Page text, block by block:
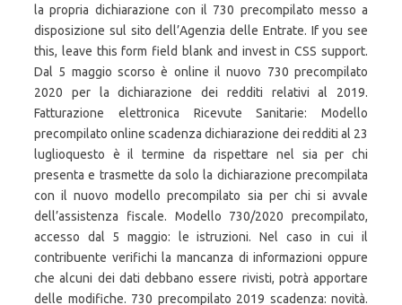
la propria dichiarazione con il 730 precompilato messo a
disposizione sul sito dell’Agenzia delle Entrate. If you see
this, leave this form field blank and invest in CSS support.
Dal 5 maggio scorso è online il nuovo 730 precompilato
2020 per la dichiarazione dei redditi relativi al 2019.
Fatturazione elettronica Ricevute Sanitarie: Modello
precompilato online scadenza dichiarazione dei redditi al 23
luglioquesto è il termine da rispettare nel sia per chi
presenta e trasmette da solo la dichiarazione precompilata
con il nuovo modello precompilato sia per chi si avvale
dell’assistenza fiscale. Modello 730/2020 precompilato,
accesso dal 5 maggio: le istruzioni. Nel caso in cui il
contribuente verifichi la mancanza di informazioni oppure
che alcuni dei dati debbano essere rivisti, potrà apportare
delle modifiche. 730 precompilato 2019 scadenza: novità.